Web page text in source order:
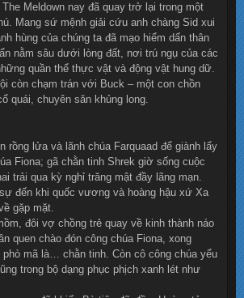
The Meldown nay đã quay trở lại trong một
Mang sứ mệnh giải cứu anh chàng Sid xui
hùng của chúng ta đã mạo hiểm dấn thân
nằm sâu dưới lòng đất, nơi trú ngụ của các
quần thể thực vật và động vật hung dữ.
còn chạm trán với Buck – một con chồn
quái, chuyên săn khủng long.
rồng lửa và lãnh chúa Farquaad để giành lấy
Fiona; gã chằn tinh Shrek giờ sống cuộc
trải qua kỳ nghỉ trăng mật đầy lãng mạn.
đến khi quốc vương và hoàng hậu xứ Xa
gặp mặt.
đôi vợ chồng trẻ quay về kinh thành náo
quen chào đón công chúa Fiona, xong
phò mã là… chằn tinh. Còn cô công chúa yểu
trong bộ dạng phục phịch xanh lét như